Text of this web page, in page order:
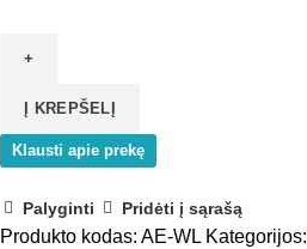
Jungiklis
paspaudžiamas
Į KREPŠELĮ
Klausti apie prekę
Palyginti Pridėti į sąrašą
Produkto kodas: AE-WL Kategorijos: